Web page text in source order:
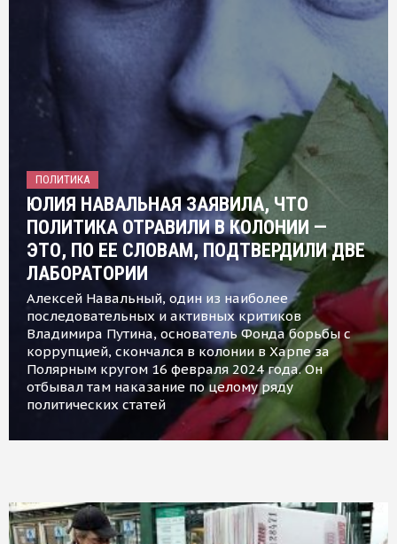
ПОЛИТИКА
ЮЛИЯ НАВАЛЬНАЯ ЗАЯВИЛА, ЧТО
ПОЛИТИКА ОТРАВИЛИ В КОЛОНИИ —
ЭТО, ПО ЕЕ СЛОВАМ, ПОДТВЕРДИЛИ ДВЕ
ЛАБОРАТОРИИ
Алексей Навальный, один из наиболее
последовательных и активных критиков
Владимира Путина, основатель Фонда борьбы с
коррупцией, скончался в колонии в Харпе за
Полярным кругом 16 февраля 2024 года. Он
отбывал там наказание по целому ряду
политических статей